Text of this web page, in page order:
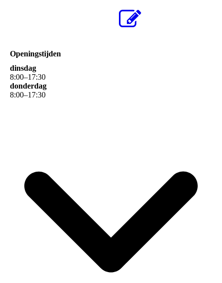
Openingstijden
dinsdag
8:00–17:30
donderdag
8:00–17:30